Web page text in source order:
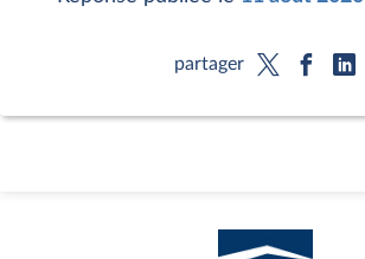
partager